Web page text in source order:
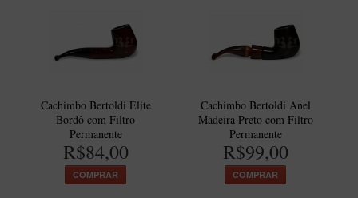
CACHIMBOS ARTESANAIS DE BRIAR ITALIANO
Maestro – Briar Italiano
Jateado
Maestro Compacto – Briar Italiano
MONTE SEU KIT/INICIANTES
Blends Para Cachimbo
Cachimbo Bertoldi Elite
Bordô com Filtro
Permanente
R$84,00
COMPRAR
Cachimbo Bertoldi Anel
Madeira Preto com Filtro
Permanente
R$99,00
COMPRAR